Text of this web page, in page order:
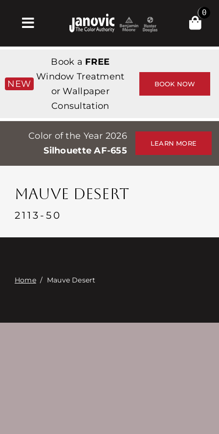
Toggle
Navigation
Products & Services
Магазин
Professionals
Stores
События
Связаться с
0
NEW
Book a FREE
Window Treatment
or Wallpaper
Consultation
BOOK NOW
Color of the Year 2026
Silhouette AF-655
LEARN MORE
MAUVE DESERT
2113-50
Home/ Mauve Desert